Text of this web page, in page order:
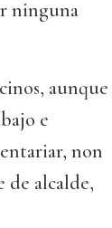
ninguna
aunque
e
non
alcalde,